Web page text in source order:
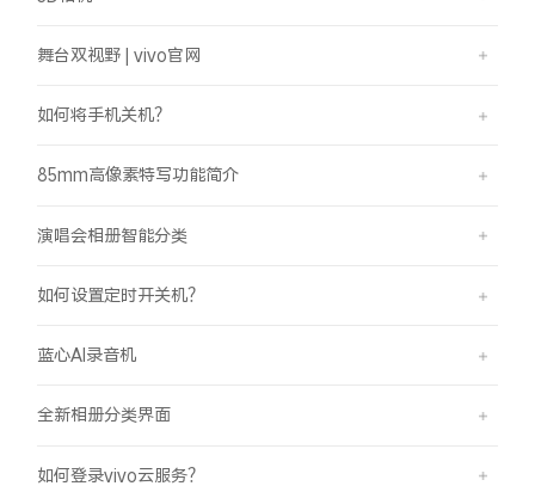
舞台双视野 | vivo官网
如何将手机关机？
85mm高像素特写功能简介
演唱会相册智能分类
如何设置定时开关机？
蓝心AI录音机
全新相册分类界面
如何登录vivo云服务？